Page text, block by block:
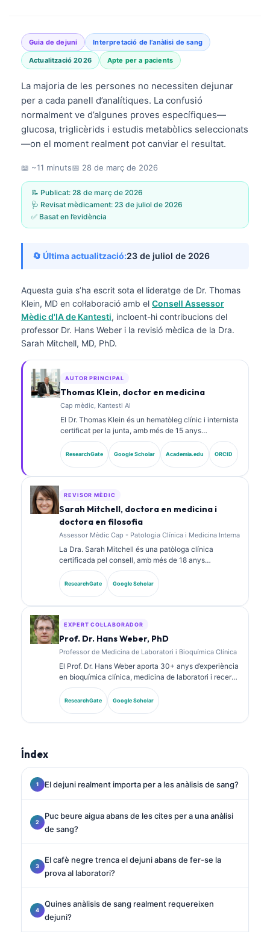
Guia de dejuni Interpretació de l’anàlisi de sang
Actualització 2026 Apte per a pacients
La majoria de les persones no necessiten dejunar
per a cada panell d’analítiques. La confusió
normalment ve d’algunes proves específiques—
glucosa, triglicèrids i estudis metabòlics seleccionats
—on el moment realment pot canviar el resultat.
📖 ~11 minuts📅 28 de març de 2026
📝 Publicat: 28 de març de 2026
🩺 Revisat mèdicament: 23 de juliol de 2026
✅ Basat en l’evidència
🔄 Última actualització:23 de juliol de 2026
Aquesta guia s’ha escrit sota el lideratge de Dr. Thomas
Klein, MD en col·laboració amb el Consell Assessor
Mèdic d'IA de Kantesti, incloent-hi contribucions del
professor Dr. Hans Weber i la revisió mèdica de la Dra.
Sarah Mitchell, MD, PhD.
AUTOR PRINCIPAL
Thomas Klein, doctor en medicina
Cap mèdic, Kantesti AI
El Dr. Thomas Klein és un hematòleg clínic i internista
certificat per la junta, amb més de 15 anys
d’experiència en medicina de laboratori i anàlisi
clínica assistida per IA. Com a director mèdic a
Kantesti AI, proporciona supervisió clínica de
interpretació de biomarcadors i els diagnòstics de
laboratori en temes de medicina de laboratori.
ResearchGate Google Scholar Academia.edu ORCID
REVISOR MÈDIC
Sarah Mitchell, doctora en medicina i
doctora en filosofia
Assessor Mèdic Cap - Patologia Clínica i Medicina Interna
La Dra. Sarah Mitchell és una patòloga clínica
certificada pel consell, amb més de 18 anys
d’experiència en medicina de laboratori i anàlisi
diagnòstica. Té certificacions d’especialitat en
química clínica i ha publicat extensament sobre
ResearchGate Google Scholar
EXPERT COL·LABORADOR
Prof. Dr. Hans Weber, PhD
Professor de Medicina de Laboratori i Bioquímica Clínica
El Prof. Dr. Hans Weber aporta 30+ anys d’experiència
en bioquímica clínica, medicina de laboratori i recerca
de biomarcadors. Ex president de la Societat
Alemanya de Química Clínica, s’especialitza en
anàlisi de panells diagnòstics, estandardització de
ResearchGate Google Scholar
Índex
El dejuni realment importa per a les anàlisis de sang?
Puc beure aigua abans de les cites per a una anàlisi
de sang?
El cafè negre trenca el dejuni abans de fer-se la
prova al laboratori?
Quines anàlisis de sang realment requereixen
dejuni?